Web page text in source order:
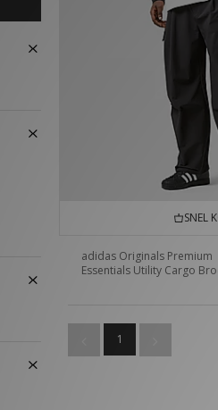
SNEL
adidas Originals Premium
Essentials Utility Cargo
1